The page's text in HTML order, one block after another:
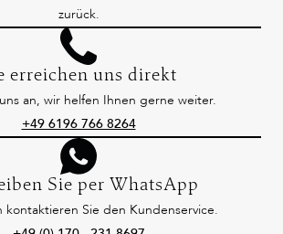
zurück.
erreichen uns direkt
an, wir helfen Ihnen gerne weiter.
+49 6196 766 8264
Sie per WhatsApp
kontaktieren Sie den Kundenservice.